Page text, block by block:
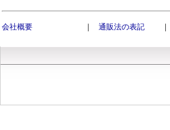
会社概要 ｜ 通販法の表記 ｜